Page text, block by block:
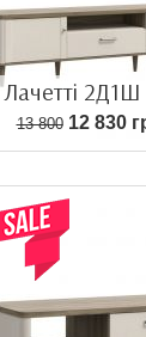
2Д1Ш
13 80012 830